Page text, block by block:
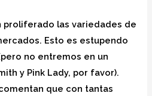
proliferado las variedades de
Esto es estupendo
no entremos en un
y Pink Lady, por favor).
que con tantas